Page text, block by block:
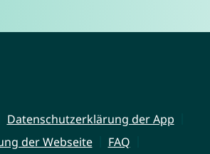
Datenschutzerklärung der App
der Webseite
FAQ